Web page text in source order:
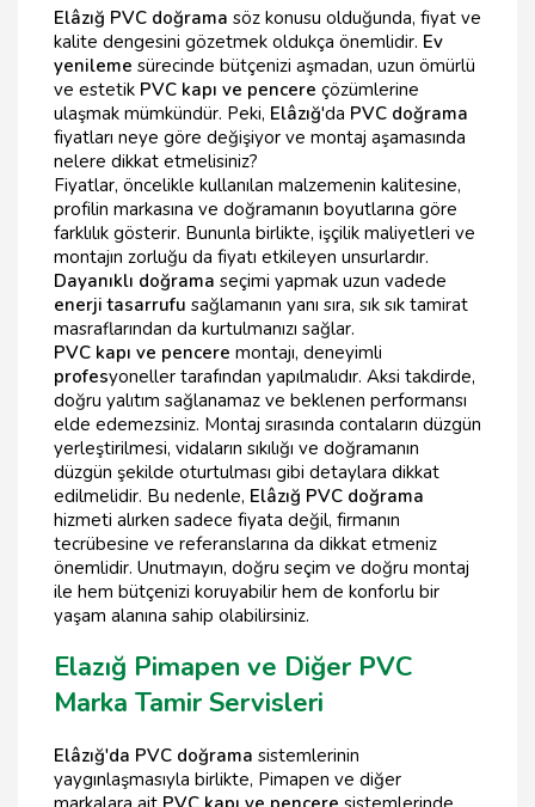
Elâzığ PVC doğrama söz konusu olduğunda, fiyat ve
kalite dengesini gözetmek oldukça önemlidir. Ev
yenileme sürecinde bütçenizi aşmadan, uzun ömürlü
ve estetik PVC kapı ve pencere çözümlerine
ulaşmak mümkündür. Peki, Elâzığ'da PVC doğrama
fiyatları neye göre değişiyor ve montaj aşamasında
nelere dikkat etmelisiniz?
Fiyatlar, öncelikle kullanılan malzemenin kalitesine,
profilin markasına ve doğramanın boyutlarına göre
farklılık gösterir. Bununla birlikte, işçilik maliyetleri ve
montajın zorluğu da fiyatı etkileyen unsurlardır.
Dayanıklı doğrama seçimi yapmak uzun vadede
enerji tasarrufu sağlamanın yanı sıra, sık sık tamirat
masraflarından da kurtulmanızı sağlar.
PVC kapı ve pencere montajı, deneyimli
profesyoneller tarafından yapılmalıdır. Aksi takdirde,
doğru yalıtım sağlanamaz ve beklenen performansı
elde edemezsiniz. Montaj sırasında contaların düzgün
yerleştirilmesi, vidaların sıkılığı ve doğramanın
düzgün şekilde oturtulması gibi detaylara dikkat
edilmelidir. Bu nedenle, Elâzığ PVC doğrama
hizmeti alırken sadece fiyata değil, firmanın
tecrübesine ve referanslarına da dikkat etmeniz
önemlidir. Unutmayın, doğru seçim ve doğru montaj
ile hem bütçenizi koruyabilir hem de konforlu bir
yaşam alanına sahip olabilirsiniz.
Elazığ Pimapen ve Diğer PVC
Marka Tamir Servisleri
Elâzığ'da PVC doğrama sistemlerinin
yaygınlaşmasıyla birlikte, Pimapen ve diğer